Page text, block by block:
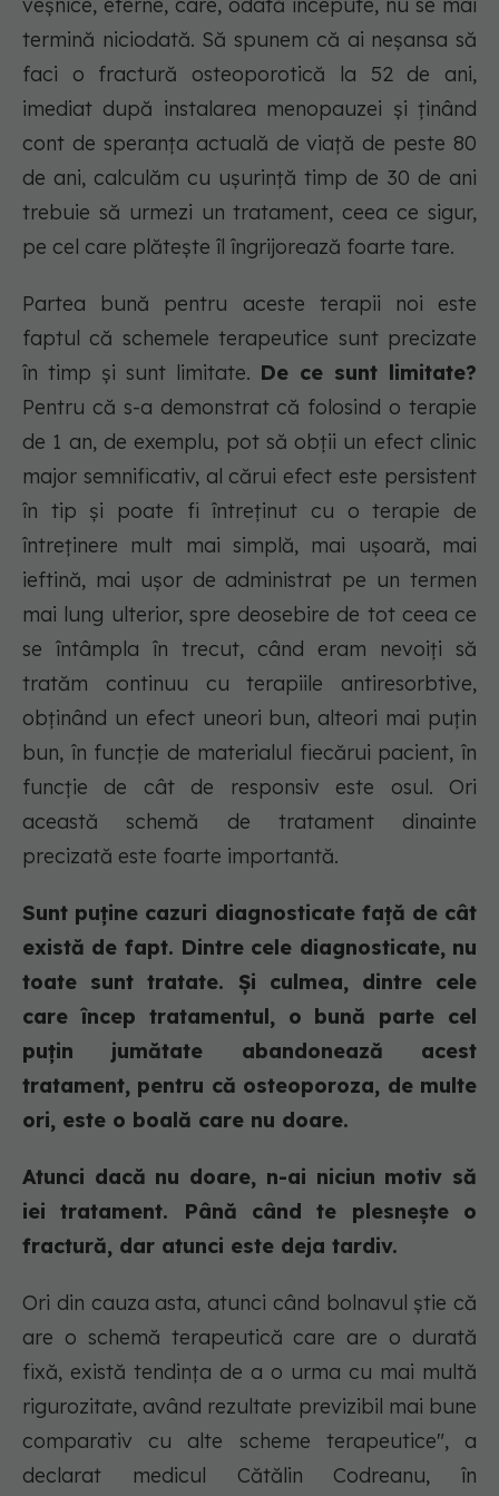
termină niciodată. Să spunem că ai neșansa să
faci o fractură osteoporotică la 52 de ani,
imediat după instalarea menopauzei și ținând
cont de speranța actuală de viață de peste 80
de ani, calculăm cu ușurință timp de 30 de ani
trebuie să urmezi un tratament, ceea ce sigur,
pe cel care plătește îl îngrijorează foarte tare.
Partea bună pentru aceste terapii noi este
faptul că schemele terapeutice sunt precizate
în timp și sunt limitate. De ce sunt limitate?
Pentru că s-a demonstrat că folosind o terapie
de 1 an, de exemplu, pot să obții un efect clinic
major semnificativ, al cărui efect este persistent
în tip și poate fi întreținut cu o terapie de
întreținere mult mai simplă, mai ușoară, mai
ieftină, mai ușor de administrat pe un termen
mai lung ulterior, spre deosebire de tot ceea ce
se întâmpla în trecut, când eram nevoiți să
tratăm continuu cu terapiile antiresorbtive,
obținând un efect uneori bun, alteori mai puțin
bun, în funcție de materialul fiecărui pacient, în
funcție de cât de responsiv este osul. Ori
această schemă de tratament dinainte
precizată este foarte importantă.
Sunt puține cazuri diagnosticate față de cât
există de fapt. Dintre cele diagnosticate, nu
toate sunt tratate. Și culmea, dintre cele
care încep tratamentul, o bună parte cel
puțin jumătate abandonează acest
tratament, pentru că osteoporoza, de multe
ori, este o boală care nu doare.
Atunci dacă nu doare, n-ai niciun motiv să
iei tratament. Până când te plesnește o
fractură, dar atunci este deja tardiv.
Ori din cauza asta, atunci când bolnavul știe că
are o schemă terapeutică care are o durată
fixă, există tendința de a o urma cu mai multă
rigurozitate, având rezultate previzibil mai bune
comparativ cu alte scheme terapeutice", a
declarat medicul Cătălin Codreanu, în